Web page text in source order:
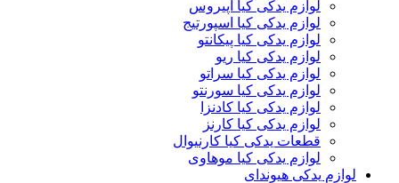
لوازم یدکی کیا اپیروس
لوازم یدکی کیا اسپورتیج
لوازم یدکی کیا پیکانتو
لوازم یدکی کیا ریو
لوازم یدکی کیا سراتو
لوازم یدکی کیا سورنتو
لوازم یدکی کیا کادنزا
لوازم یدکی کیا کارنز
قطعات یدکی کیا کارنیوال
لوازم یدکی کیا موهاوی
لوازم یدکی هیوندای